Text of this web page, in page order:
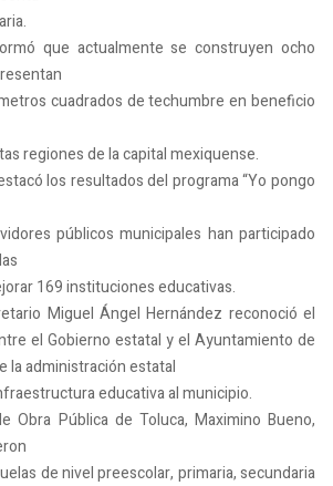
que actualmente se construyen ocho
cuadrados de techumbre en beneficio
regiones de la capital mexiquense.
los resultados del programa “Yo pongo
públicos municipales han participado
169 instituciones educativas.
Miguel Ángel Hernández reconoció el
el Gobierno estatal y el Ayuntamiento de
la administración estatal
educativa al municipio.
Obra Pública de Toluca, Maximino Bueno,
de nivel preescolar, primaria, secundaria